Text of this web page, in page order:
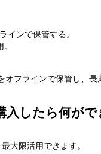
インで保管する。
オフラインで保管し、
入したら何がで
大限活用できます。